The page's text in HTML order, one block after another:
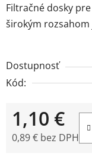
Filtračné dosky
širokým
Dostupnosť
Kód:
1,10 €
0,89 € bez DPH